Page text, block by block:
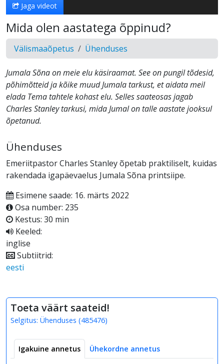
Jaga videot
Mida olen aastatega õppinud?
Välismaaõpetus Ühenduses
Jumala Sõna on meie elu käsiraamat. See on pungil tõdesid,
põhimõtteid ja kõike muud Jumala tarkust, et aidata meil
elada Tema tahtele kohast elu. Selles saateosas jagab
Charles Stanley tarkusi, mida Jumal on talle aastate jooksul
õpetanud.
Ühenduses
Emeriitpastor Charles Stanley õpetab praktiliselt, kuidas
rakendada igapäevaelus Jumala Sõna printsiipe.
Esimene saade: 16. märts 2022
Osa number: 235
Kestus: 30 min
Keeled:
inglise
Subtiitrid:
eesti
Toeta väärt saateid!
Selgitus: Ühenduses (485476)
Igakuine annetus Ühekordne annetus